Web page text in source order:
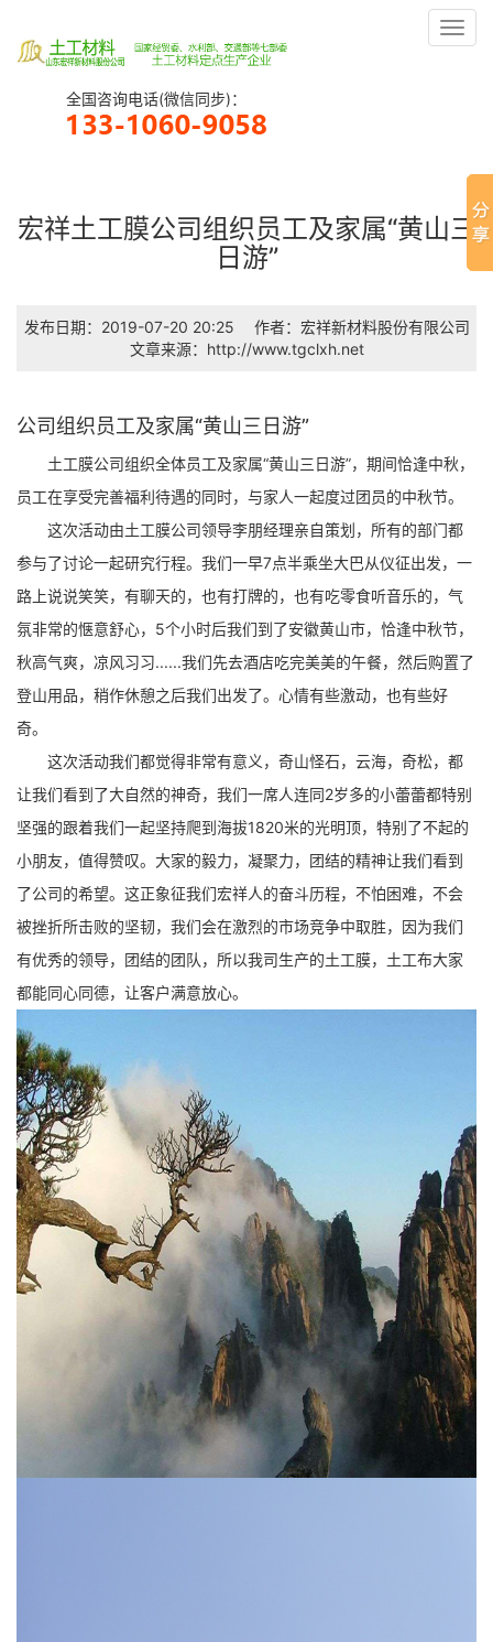
全国咨询电话(微信同步)：
宏祥土工膜公司组织员工及家属“黄山三
日游”
发布日期：2019-07-20 20:25
作者：宏祥新材料股份有限公司
文章来源：http://www.tgclxh.net
公司组织员工及家属“黄山三日游”
土工膜公司组织全体员工及家属“黄山三日游”，期间恰逢中秋，
员工在享受完善福利待遇的同时，与家人一起度过团员的中秋节。
这次活动由土工膜公司领导李朋经理亲自策划，所有的部门都
参与了讨论一起研究行程。我们一早7点半乘坐大巴从仪征出发，一
路上说说笑笑，有聊天的，也有打牌的，也有吃零食听音乐的，气
氛非常的惬意舒心，5个小时后我们到了安徽黄山市，恰逢中秋节，
秋高气爽，凉风习习......我们先去酒店吃完美美的午餐，然后购置了
登山用品，稍作休憩之后我们出发了。心情有些激动，也有些好
奇。
这次活动我们都觉得非常有意义，奇山怪石，云海，奇松，都
让我们看到了大自然的神奇，我们一席人连同2岁多的小蕾蕾都特别
坚强的跟着我们一起坚持爬到海拔1820米的光明顶，特别了不起的
小朋友，值得赞叹。大家的毅力，凝聚力，团结的精神让我们看到
了公司的希望。这正象征我们宏祥人的奋斗历程，不怕困难，不会
被挫折所击败的坚韧，我们会在激烈的市场竞争中取胜，因为我们
有优秀的领导，团结的团队，所以我司生产的土工膜，土工布大家
都能同心同德，让客户满意放心。